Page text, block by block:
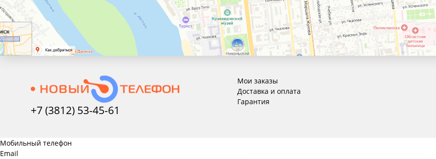
+7 (3812) 53-45-61
Мои заказы
Доставка и оплата
Гарантия
Мобильный телефон
Email